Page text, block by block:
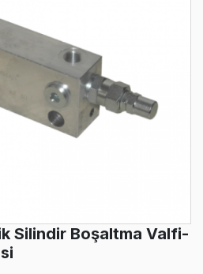
Silindir Boşaltma Valfi-